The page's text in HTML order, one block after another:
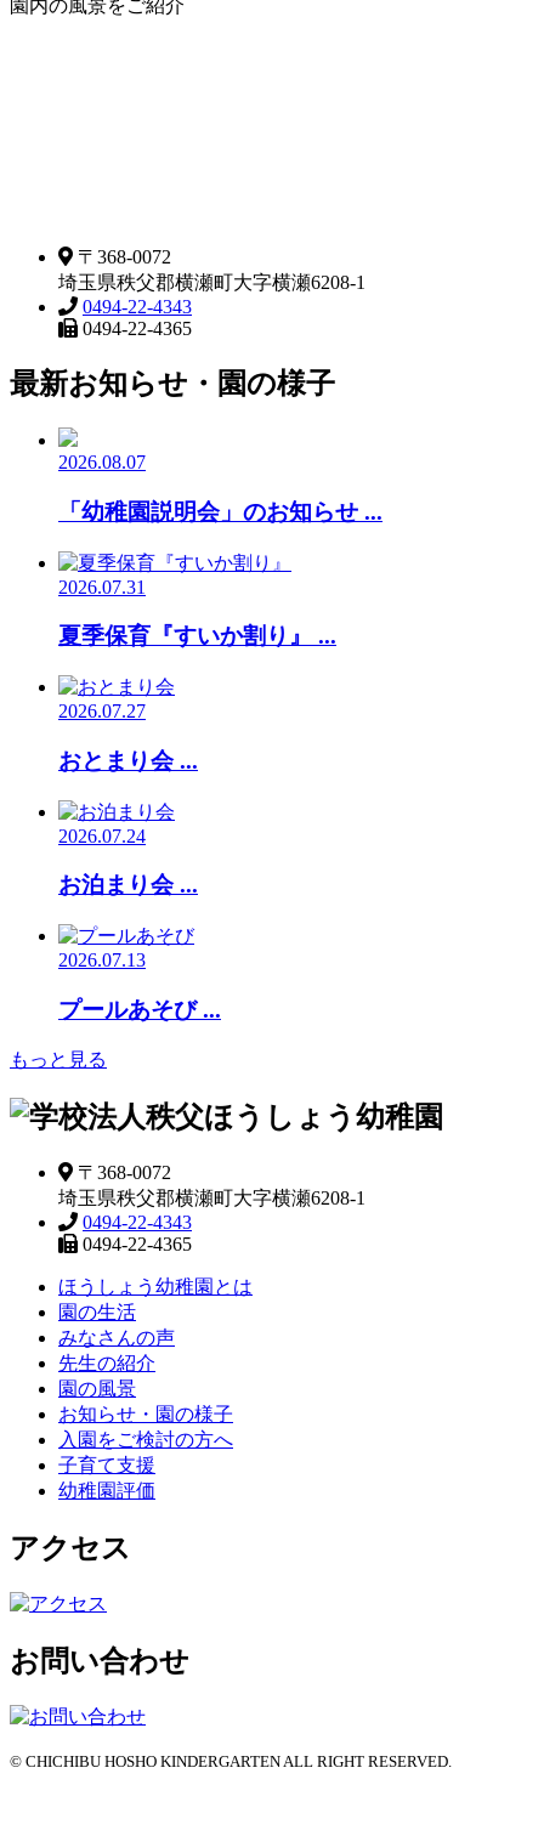
園内の風景をご紹介
〒368-0072
埼玉県秩父郡横瀬町大字横瀬6208-1
0494-22-4343
0494-22-4365
最新お知らせ・園の様子
2026.08.07
「幼稚園説明会」のお知らせ ...
2026.07.31
夏季保育『すいか割り』 ...
2026.07.27
おとまり会 ...
2026.07.24
お泊まり会 ...
2026.07.13
プールあそび ...
もっと見る
〒368-0072
埼玉県秩父郡横瀬町大字横瀬6208-1
0494-22-4343
0494-22-4365
ほうしょう幼稚園とは
園の生活
みなさんの声
先生の紹介
園の風景
お知らせ・園の様子
入園をご検討の方へ
子育て支援
幼稚園評価
アクセス
お問い合わせ
© CHICHIBU HOSHO KINDERGARTEN ALL RIGHT RESERVED.